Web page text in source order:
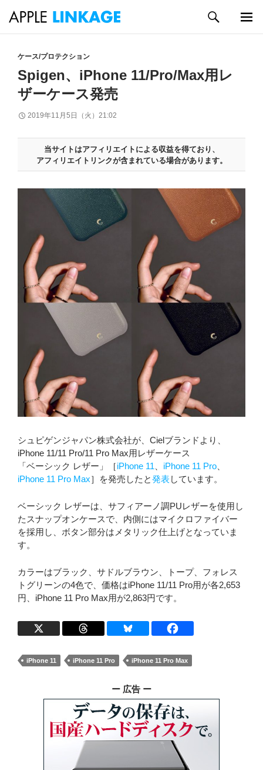
索
ケース/プロテクション
Spigen、iPhone 11/Pro/Max用レ
ザーケース発売
2019年11月5日（火）21:02
当サイトはアフィリエイトによる収益を得ており、
アフィリエイトリンクが含まれている場合があります。
シュピゲンジャパン株式会社が、Cielブランドより、
iPhone 11/11 Pro/11 Pro Max用レザーケース
「ベーシック レザー」［iPhone 11 iPhone 11 Pro
iPhone 11 Pro Max］を発売したと発表しています。
ベーシック レザーは、サフィアーノ調PUレザーを使用し
たスナップオンケースで、内側にはマイクロファイバー
を採用し、ボタン部分はメタリック仕上げとなっていま
す。
カラーはブラック、サドルブラウン、トープ、フォレス
トグリーンの4色で、価格はiPhone 11/11 Pro用が各2,653
円、iPhone 11 Pro Max用が2,863円です。
iPhone 11 iPhone 11 Pro iPhone 11 Pro Max
ー 広告 ー